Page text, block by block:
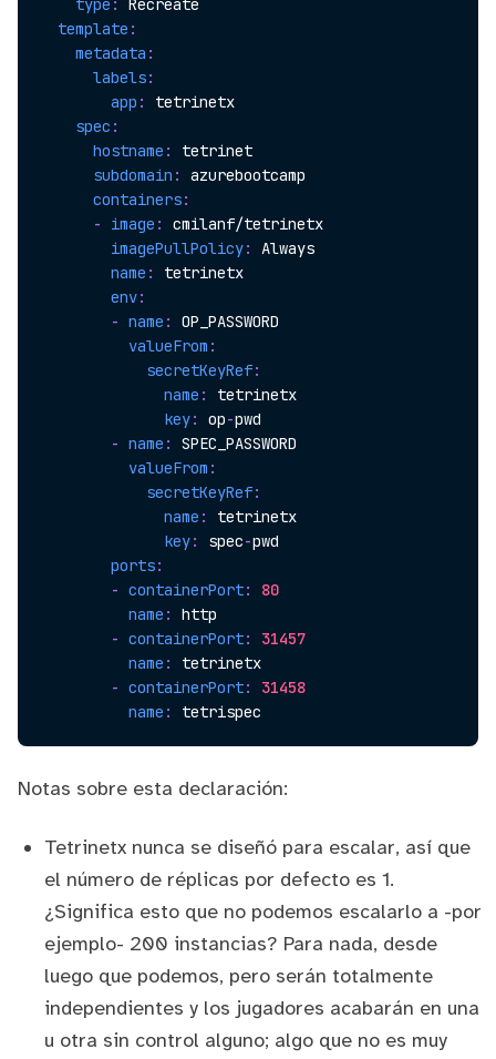
type :
Recreate
template :
metadata :
labels:
app :
tetrinetx
spec :
hostname :
tetrinet
subdomain :
azurebootcamp
containers:
-
image :
cmilanf/tetrinetx
imagePullPolicy:
Always
name :
tetrinetx
env:
- name :
OP_PASSWORD
valueFrom :
secretKeyRef:
name :
tetrinetx
key: op-pwd
- name :
SPEC_PASSWORD
valueFrom :
secretKeyRef:
name :
tetrinetx
key: spec-pwd
ports:
- containerPort:
80
name :
http
- containerPort:
31457
name :
tetrinetx
- containerPort:
31458
name :
Notas sobre esta declaración:
Tetrinetx nunca se diseñó para escalar, así que
el número de réplicas por defecto es 1.
¿Significa esto que no podemos escalarlo a -por
ejemplo- 200 instancias? Para nada, desde
luego que podemos, pero serán totalmente
independientes y los jugadores acabarán en una
u otra sin control alguno; algo que no es muy